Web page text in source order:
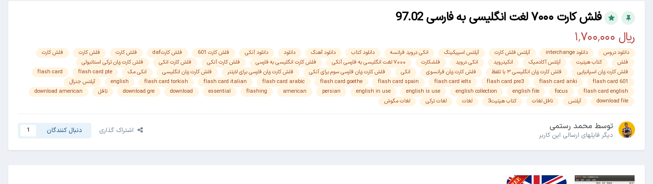
فلش کارت ۷۰۰۰ لغت انگلیسی به فارسی 97.02
دانلود دروس دانلود interchange آیلتس فلش کارت آیلتس اسپیکینگ انکی دروید فرانسه دانلود کتاب دانلود آهنگ دانلود دانلود آنکی فلش کارت 601 فلش کارتdaf فلش کارت فلش کارت
فلش کارت
فلش
کتاب هیتیت آیلتس آکادمیک انکیدروید انکی دروید فلشکارت ۷۰۰۰ لغت انگلیسی به فارسی آنکی فلش کارت انگلیسی به فارسی فلش کارت آنکی فلش کارت انکی
فلش کارت زبان ترکی استانبولی
فلش کارت زبان اسپانیایی
فلش کارت زبان انگلیسی ۳ با تلفظ فلش کارت زبان فرانسوی انکی فلش کارت زبان فارسی سوم برای آنکی فلش کارت زبان فارسی برای لایتنر فلش کارت زبان انگلیسی انکی مک flash card pte
flash card
flash card 601
flash card anki
flash card pre3
flash card ielts
flash card spain
flash card goethe
flash card arabic
flash card italian
flash card torkish
english
آیلتس جنرال
flash card english
focus
english file
english collection
english is use
english in use
persian
american
flashing
essential
download
download gre تافل
download american
download file
آیلتس تافل لغات کتاب هیتیت3 لغات لغات ترکی لغات مگوش
توسط محمد رستمی
دیگر فایل‎های ارسالی این کاربر اشتراک گذاری دنبال کنندگان 1